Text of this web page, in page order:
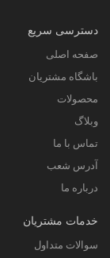
دسترسی سریع
صفحه اصلی
باشگاه مشتریان
محصولات
وبلاگ
تماس با ما
آدرس شعب
درباره ما
خدمات مشتریان
سوالات متداول